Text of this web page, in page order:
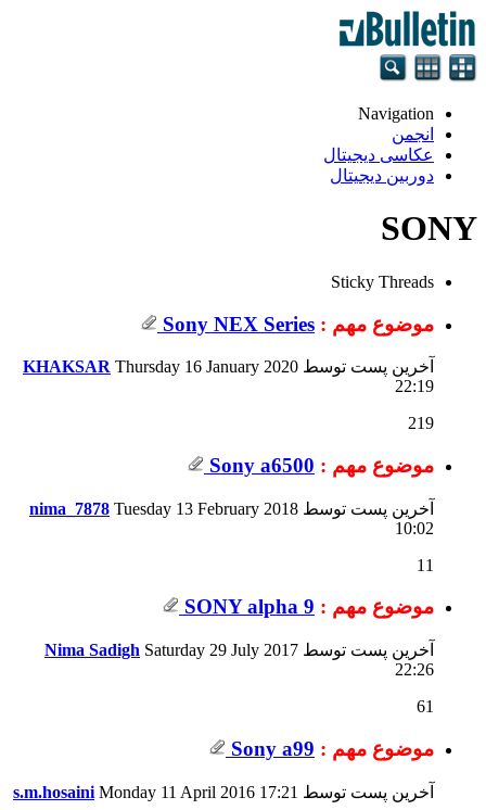
Navigation
انجمن
عکاسی دیجیتال
دوربین دیجیتال
SONY
Sticky Threads
موضوع مهم : Sony NEX Series
آخرین پست توسط KHAKSAR Thursday 16 January 2020
22:19
219
موضوع مهم : Sony a6500
آخرین پست توسط nima_7878 Tuesday 13 February 2018
10:02
11
موضوع مهم : SONY alpha 9
آخرین پست توسط Nima Sadigh Saturday 29 July 2017
22:26
61
موضوع مهم : Sony a99
آخرین پست توسط s.m.hosaini Monday 11 April 2016 17:21